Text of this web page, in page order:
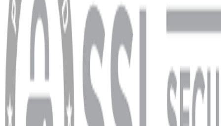
YARDIM VE DESTEK
Ödeme ve Teslimat Şartları
Garanti ve İade Şartları
info@dukkanhifi.com
0850 441 40 44
info@dukkanhifi.com 0850 441 40 44
Çalışma Saatleri: Pazartesi - Cuma 09:30 - 19:30, Cumartesi 10:00 - 18:00